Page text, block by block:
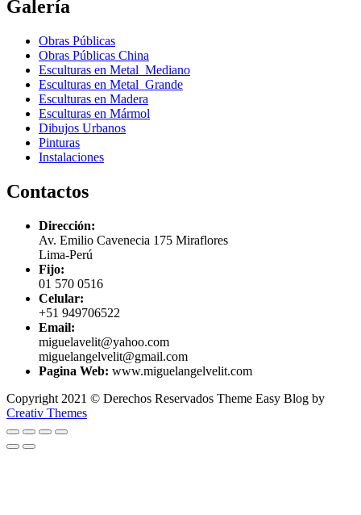
Galería
Obras Públicas
Obras Públicas China
Esculturas en Metal Mediano
Esculturas en Metal Grande
Esculturas en Madera
Esculturas en Mármol
Dibujos Urbanos
Pinturas
Instalaciones
Contactos
Dirección:
Av. Emilio Cavenecia 175 Miraflores
Lima-Perú
Fijo:
01 570 0516
Celular:
+51 949706522
Email:
miguelavelit@yahoo.com
miguelangelvelit@gmail.com
Pagina Web: www.miguelangelvelit.com
Copyright 2021 © Derechos Reservados Theme Easy Blog by
Creativ Themes